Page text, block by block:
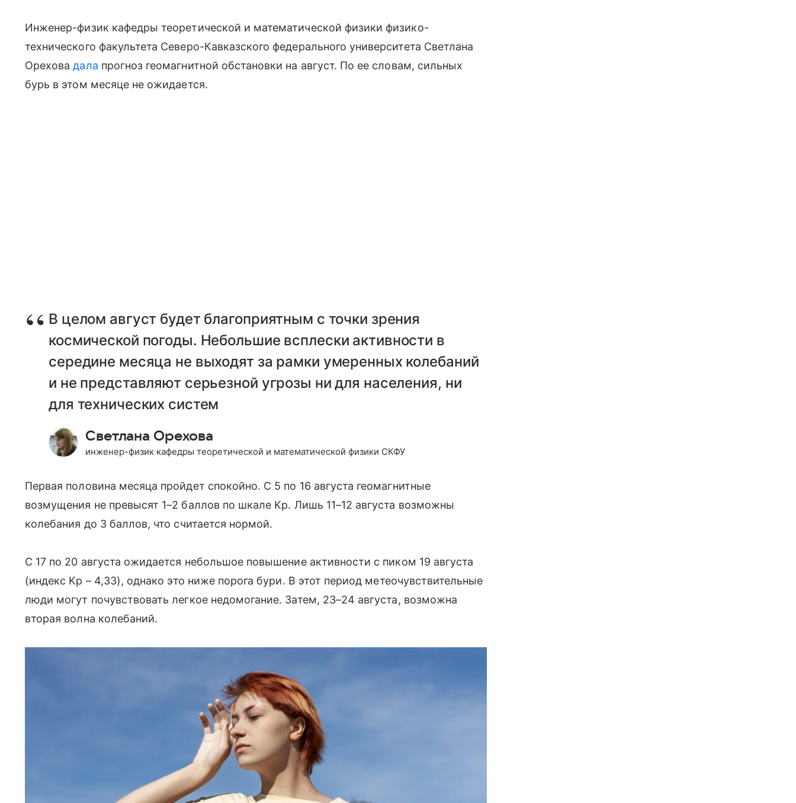
Инженер-физик кафедры теоретической и математической физики физико-
технического факультета Северо-Кавказского федерального университета Светлана
Ореховадала прогноз геомагнитной обстановки на август. По ее словам, сильных
бурь в этом месяце не ожидается.
В целом август будет благоприятным с точки зрения
космической погоды. Небольшие всплески активности в
середине месяца не выходят за рамки умеренных колебаний
и не представляют серьезной угрозы ни для населения, ни
для технических систем
Светлана Орехова
инженер-физик кафедры теоретической и математической физики СКФУ
Первая половина месяца пройдет спокойно. С 5 по 16 августа геомагнитные
возмущения не превысят 1–2 баллов по шкале Kp. Лишь 11–12 августа возможны
колебания до 3 баллов, что считается нормой.
С 17 по 20 августа ожидается небольшое повышение активности с пиком 19 августа
(индекс Kp – 4,33), однако это ниже порога бури. В этот период метеочувствительные
люди могут почувствовать легкое недомогание. Затем, 23–24 августа, возможна
вторая волна колебаний.